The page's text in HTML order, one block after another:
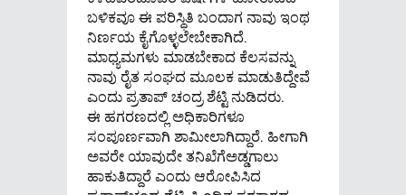
ಬಳಿಕವೂ ಈ ಪರಿಸ್ಥಿತಿ ಬಂದಾಗ ನಾವು ಇಂಥ
ನಿರ್ಣಯ ಕೈಗೊಳ್ಳಲೇಬೇಕಾಗಿದೆ.
ಮಾಧ್ಯಮಗಳು ಮಾಡಬೇಕಾದ ಕೆಲಸವನ್ನು
ನಾವು ರೈತ ಸಂಘದ ಮೂಲಕ ಮಾಡುತಿದ್ದೇವೆ
ಎಂದು ಪ್ರತಾಪ್ ಚಂದ್ರ ಶೆಟ್ಟಿ ನುಡಿದರು.
ಈ ಹಗರಣದಲ್ಲಿ ಅಧಿಕಾರಿಗಳೂ
ಸಂಪೂರ್ಣವಾಗಿ ಶಾಮೀಲಾಗಿದ್ದಾರೆ. ಹೀಗಾಗಿ
ಅವರೇ ಯಾವುದೇ ತನಿಖೆಗೆಅಡ್ಡಗಾಲು
ಹಾಕುತಿದ್ದಾರೆ ಎಂದು ಆರೋಪಿಸಿದ